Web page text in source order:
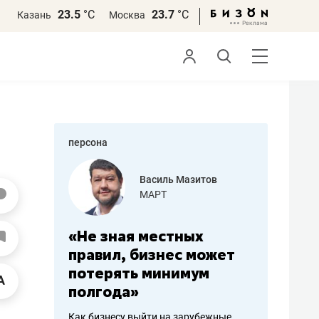
Казань 23.5 °С Москва 23.7 °С
персона
работа
Василь Мазитов
МАРТ
«Не зная местных
правил, бизнес может
потерять минимум
полгода»